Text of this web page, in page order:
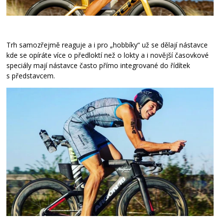
Trh samozřejmě reaguje a i pro „hobbíky“ už se dělají nástavce
kde se opíráte více o předloktí než o lokty a i novější časovkové
speciály mají nástavce často přímo integrované do řídítek
s představcem.